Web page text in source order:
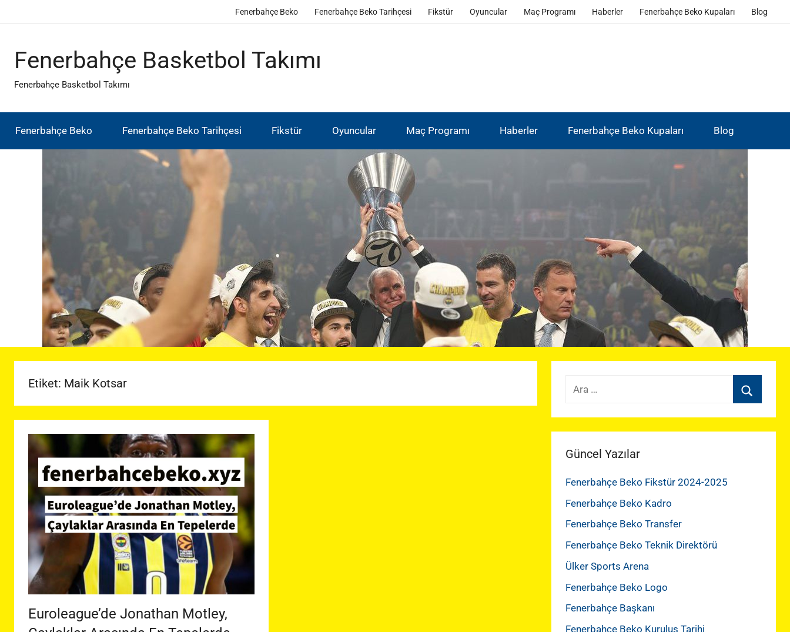
Fenerbahçe Beko Fenerbahçe Beko Tarihçesi Fikstür Oyuncular Maç Programı Haberler Fenerbahçe Beko Kupaları Blog
Fenerbahçe Basketbol Takımı
Fenerbahçe Basketbol Takımı
Fenerbahçe Beko Fenerbahçe Beko Tarihçesi Fikstür Oyuncular Maç Programı Haberler Fenerbahçe Beko Kupaları Blog
Etiket: Maik Kotsar
Euroleague’de Jonathan Motley,
Arama:
Güncel Yazılar
Fenerbahçe Beko Fikstür 2024-2025
Fenerbahçe Beko Kadro
Fenerbahçe Beko Transfer
Fenerbahçe Beko Teknik Direktörü
Ülker Sports Arena
Fenerbahçe Beko Logo
Fenerbahçe Başkanı
Fenerbahçe Beko Kuruluş Tarihi